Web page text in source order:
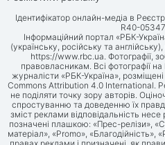
Ідентифікатор онлайн-медіа в
R40-05347
Інформаційний портал «РБК-
(українську, російську та
https://www.rbc.ua. Фотографії,
правовласникам. Всі фотографії
журналісти «РБК-Україна»,
Commons Attribution 4.0 International.
не поділяти точку зору авторів.
спростуванню та доведенню їх
зміст реклами відповідальність
позначені плашкою: «Прес-релізи»,
матеріал», «Promo»,